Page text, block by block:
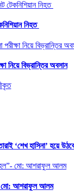
নিহত
নিয়ে বিভ্রান্তির অবসান
‘শেখ হাসিনা’ হয়ে
মো: আশরাফুল আলম